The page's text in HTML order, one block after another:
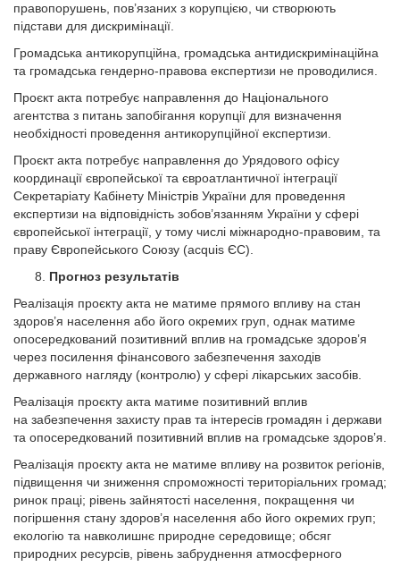
правопорушень, пов’язаних з корупцією, чи створюють
підстави для дискримінації.
Громадська антикорупційна, громадська антидискримінаційна
та громадська гендерно-правова експертизи не проводилися.
Проєкт акта потребує направлення до Національного
агентства з питань запобігання корупції для визначення
необхідності проведення антикорупційної експертизи.
Проєкт акта потребує направлення до Урядового офісу
координації європейської та євроатлантичної інтеграції
Секретаріату Кабінету Міністрів України для проведення
експертизи на відповідність зобов’язанням України у сфері
європейської інтеграції, у тому числі міжнародно-правовим, та
праву Європейського Союзу (acquis ЄС).
Прогноз результатів
Реалізація проєкту акта не матиме прямого впливу на стан
здоров’я населення або його окремих груп, однак матиме
опосередкований позитивний вплив на громадське здоров’я
через посилення фінансового забезпечення заходів
державного нагляду (контролю) у сфері лікарських засобів.
Реалізація проєкту акта матиме позитивний вплив
на забезпечення захисту прав та інтересів громадян і держави
та опосередкований позитивний вплив на громадське здоров’я.
Реалізація проєкту акта не матиме впливу на розвиток регіонів,
підвищення чи зниження спроможності територіальних громад;
ринок праці; рівень зайнятості населення, покращення чи
погіршення стану здоров’я населення або його окремих груп;
екологію та навколишнє природне середовище; обсяг
природних ресурсів, рівень забруднення атмосферного